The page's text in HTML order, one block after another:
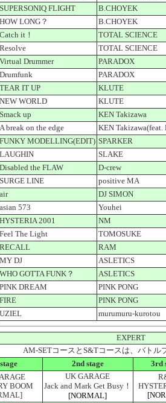
SUPERSONIQ FLIGHT B.CHOYEK
HOW LONG？ B.CHOYEK
Catch it！ TOTAL SCIENCE
Resolve TOTAL SCIENCE
Virtual Drummer PARADOX
Drumfunk PARADOX
TEAR IT UP KLUTE
NEW WORLD KLUTE
Smack up KEN Takizawa
A break on the edge KEN Takizawa(feat.
FUNKY MODELLING(EDIT) SPARKER
LAUGHIN SLAKE
Disabled the FLAW D-crew
SURGE LINE positive MA
air DJ SIMON
asian 573 Youhei
HYSTERIA 2001 NM
Feel The Light TOMOSUKE
RECALL RAM
MY DJ ASLETICS
WHO GOTTA FUNK？ ASLETICS
PINK DREAM PINK PONG
FIRE PINK PONG
UZIEL murumuru-kurotou
EXPERT
AM-SETコースとS&Tコースは、バトル
2nd stage 3rd
BOOM
UK GARAGE
Jack and Mark Get Busy！
[NORMAL]